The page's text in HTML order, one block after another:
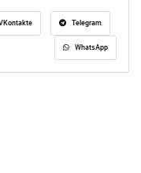
Telegram
WhatsApp